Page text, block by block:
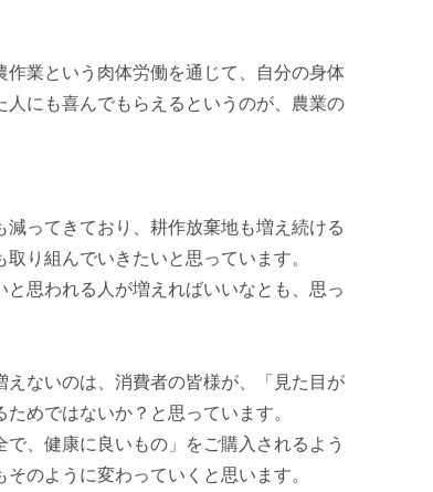
業という肉体労働を通じて、自分の身体
にも喜んでもらえるというのが、農業の
ってきており、耕作放棄地も増え続ける
り組んでいきたいと思っています。
思われる人が増えればいいなとも、思っ
ないのは、消費者の皆様が、「見た目が
めではないか？と思っています。
、健康に良いもの」をご購入されるよう
のように変わっていくと思います。